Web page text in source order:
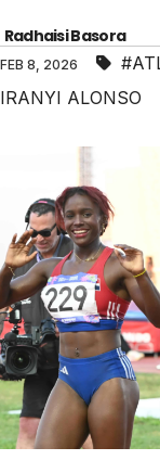
Radhaisi Basora
FEB 8, 2026
ALONSO